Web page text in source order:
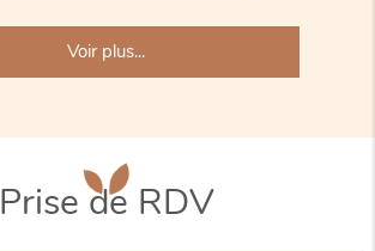
Voir plus...
Prise de RDV